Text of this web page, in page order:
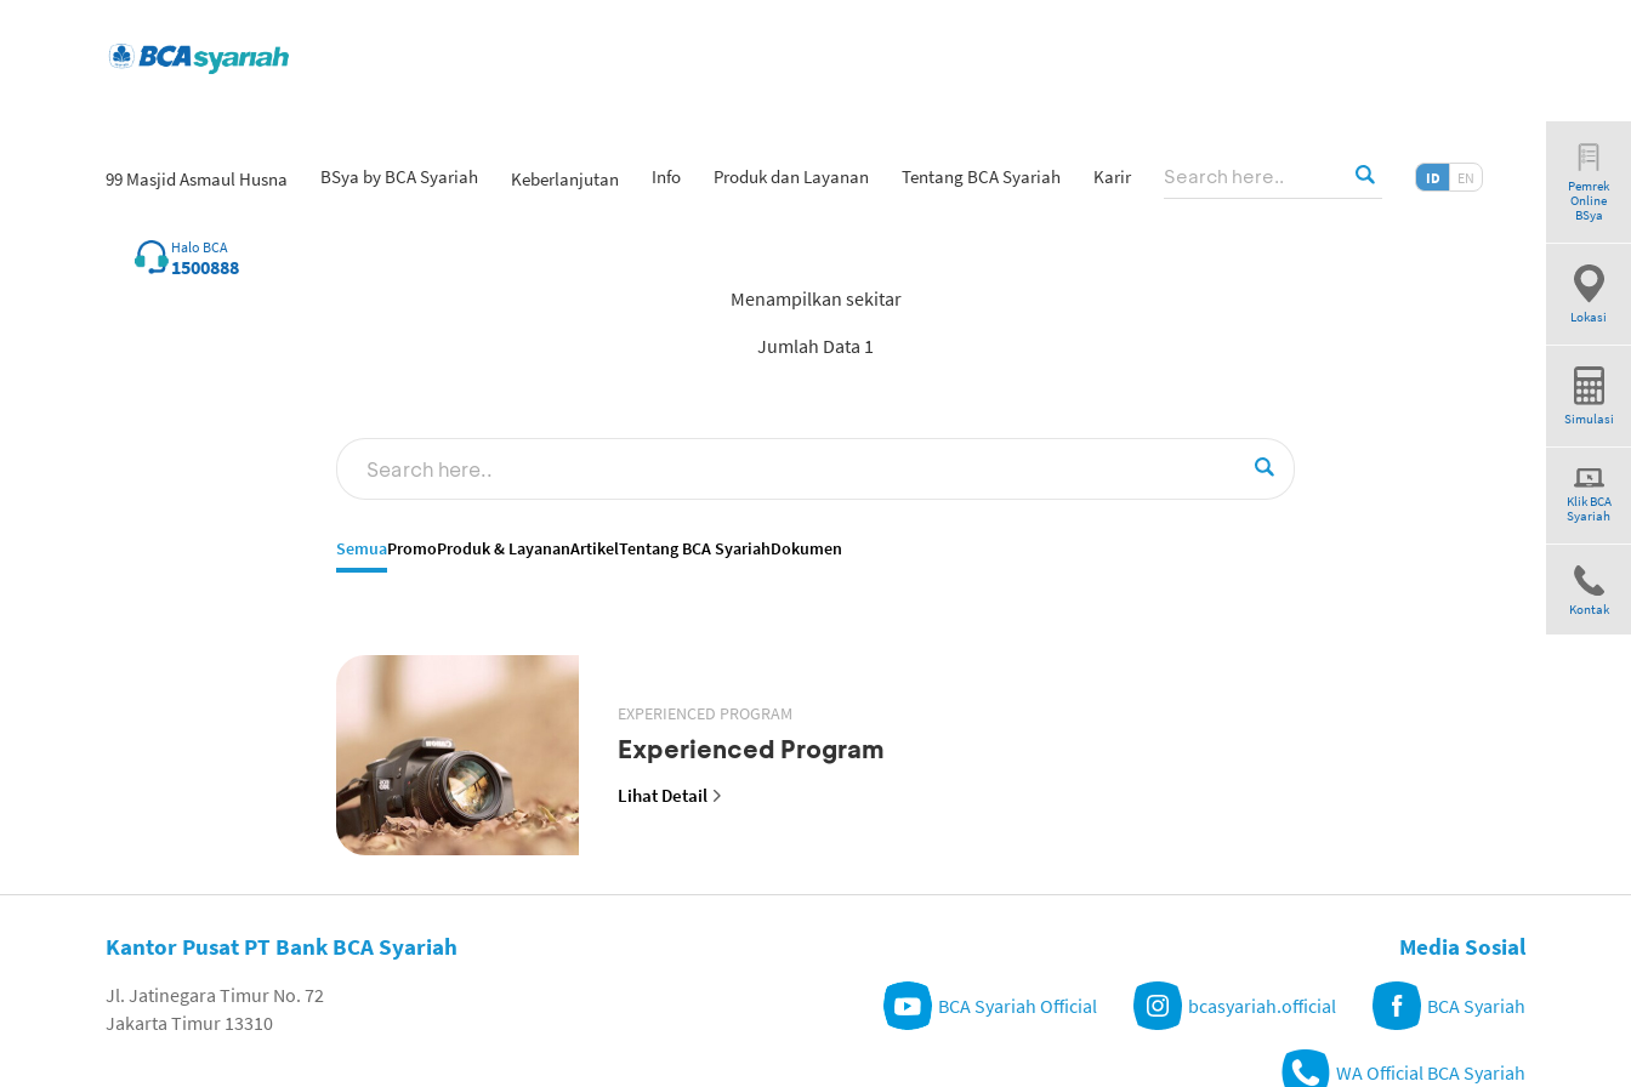
99 Masjid Asmaul Husna BSya by BCA Syariah Keberlanjutan Info Produk dan Layanan Tentang BCA Syariah Karir ID EN
Halo BCA
1500888
Pemrek
Online
BSya
Lokasi
Simulasi
Klik BCA
Syariah
Kontak
Menampilkan sekitar
Jumlah Data 1
SemuaPromoProduk & LayananArtikelTentang BCA SyariahDokumen
EXPERIENCED PROGRAM
Experienced Program
Lihat Detail
Kantor Pusat PT Bank BCA Syariah
Jl. Jatinegara Timur No. 72
Jakarta Timur 13310
Media Sosial
BCA Syariah Official bcasyariah.official BCA Syariah
WA Official BCA Syariah